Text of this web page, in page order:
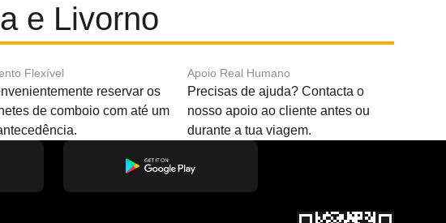
e Livorno
Flexível
reservar os
de comboio com até um
Apoio Real Humano
Precisas de ajuda? Contacta o
nosso apoio ao cliente antes ou
durante a tua viagem.